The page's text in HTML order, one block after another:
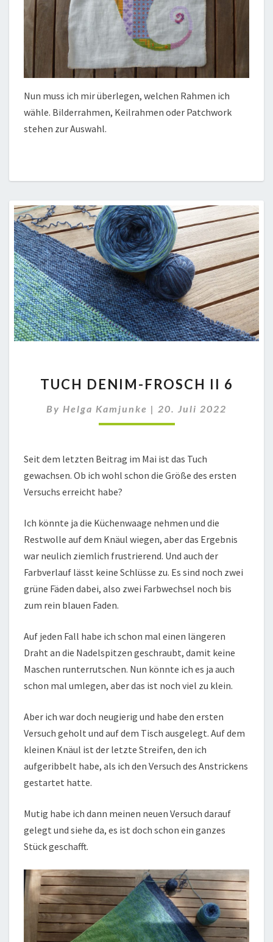
Nun muss ich mir überlegen, welchen Rahmen ich
wähle. Bilderrahmen, Keilrahmen oder Patchwork
stehen zur Auswahl.
DENIM-
II
6
TUCH DENIM-FROSCH II 6
By Helga Kamjunke | 20. Juli 2022
Seit dem letzten Beitrag im Mai ist das Tuch
gewachsen. Ob ich wohl schon die Größe des ersten
Versuchs erreicht habe?
Ich könnte ja die Küchenwaage nehmen und die
Restwolle auf dem Knäul wiegen, aber das Ergebnis
war neulich ziemlich frustrierend. Und auch der
Farbverlauf lässt keine Schlüsse zu. Es sind noch zwei
grüne Fäden dabei, also zwei Farbwechsel noch bis
zum rein blauen Faden.
Auf jeden Fall habe ich schon mal einen längeren
Draht an die Nadelspitzen geschraubt, damit keine
Maschen runterrutschen. Nun könnte ich es ja auch
schon mal umlegen, aber das ist noch viel zu klein.
Aber ich war doch neugierig und habe den ersten
Versuch geholt und auf dem Tisch ausgelegt. Auf dem
kleinen Knäul ist der letzte Streifen, den ich
aufgeribbelt habe, als ich den Versuch des Anstrickens
gestartet hatte.
Mutig habe ich dann meinen neuen Versuch darauf
gelegt und siehe da, es ist doch schon ein ganzes
Stück geschafft.